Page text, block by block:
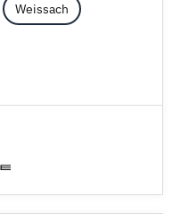
Weissach